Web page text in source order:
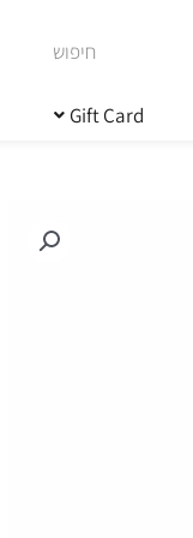
חיפוש
Gift Card